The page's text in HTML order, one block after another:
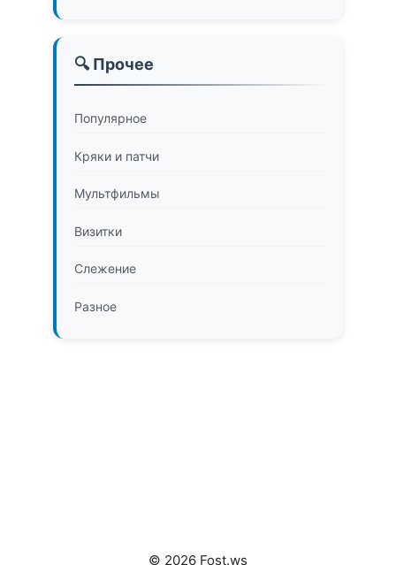
🔍 Прочее
Популярное
Кряки и патчи
Мультфильмы
Визитки
Слежение
Разное
© 2026 Fost.ws